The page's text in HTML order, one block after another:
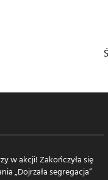
w akcji! Zakończyła się
„Dojrzała segregacja”